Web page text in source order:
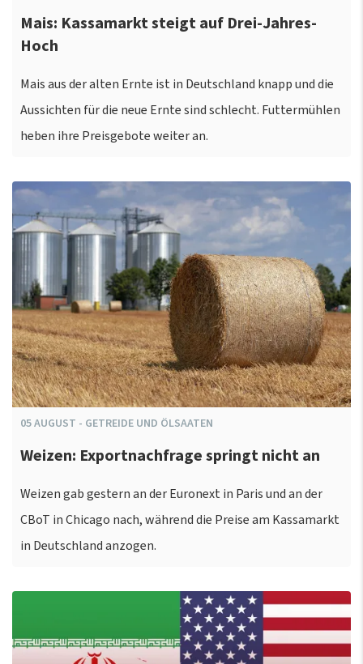
Mais: Kassamarkt steigt auf Drei-Jahres-
Hoch
Mais aus der alten Ernte ist in Deutschland knapp und die
Aussichten für die neue Ernte sind schlecht. Futtermühlen
heben ihre Preisgebote weiter an.
05AUGUST - GETREIDE UND ÖLSAATEN
Weizen: Exportnachfrage springt nicht an
Weizen gab gestern an der Euronext in Paris und an der
CBoT in Chicago nach, während die Preise am Kassamarkt
in Deutschland anzogen.